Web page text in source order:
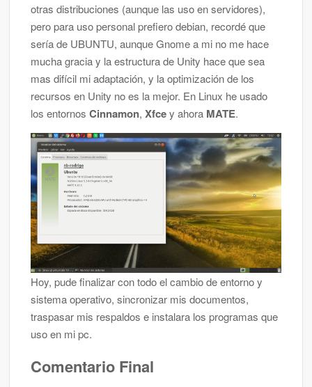
otras distribuciones (aunque las uso en servidores),
pero para uso personal prefiero debian, recordé que
sería de UBUNTU, aunque Gnome a mi no me hace
mucha gracia y la estructura de Unity hace que sea
mas difícil mi adaptación, y la optimización de los
recursos en Unity no es la mejor. En Linux he usado
los entornosCinnamon,Xfcey ahora MATE.
Hoy, pude finalizar con todo el cambio de entorno y
sistema operativo, sincronizar mis documentos,
traspasar mis respaldos e instalara los programas que
uso en mi pc.
Comentario Final